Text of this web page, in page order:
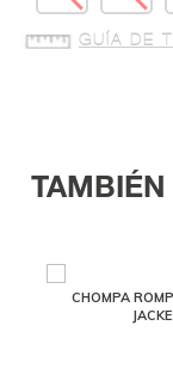
GUÍA DE
TAMBIÉN
CHOMPA